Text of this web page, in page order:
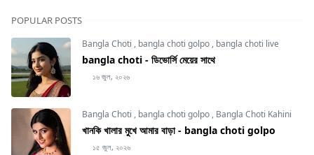
POPULAR POSTS
Bangla Choti , bangla choti golpo , bangla choti live
bangla choti - ডিভোর্সি মেয়ের সাথে
১৬ জুল, ২০২৬
Bangla Choti , bangla choti golpo , Bangla Choti Kahini
খানকি খালার মুখে আমার বাড়া - bangla choti golpo
১৫ জুল, ২০২৬